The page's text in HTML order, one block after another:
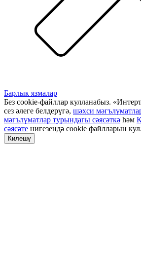
Барлык язмалар
Без cookie-файллар кулланабыз.
сез әлеге белдерүгә, шәхси
мәгълүматлар турындагы сәясәткә һәм
сәясәте нигезендә cookie файлларын
Килешү